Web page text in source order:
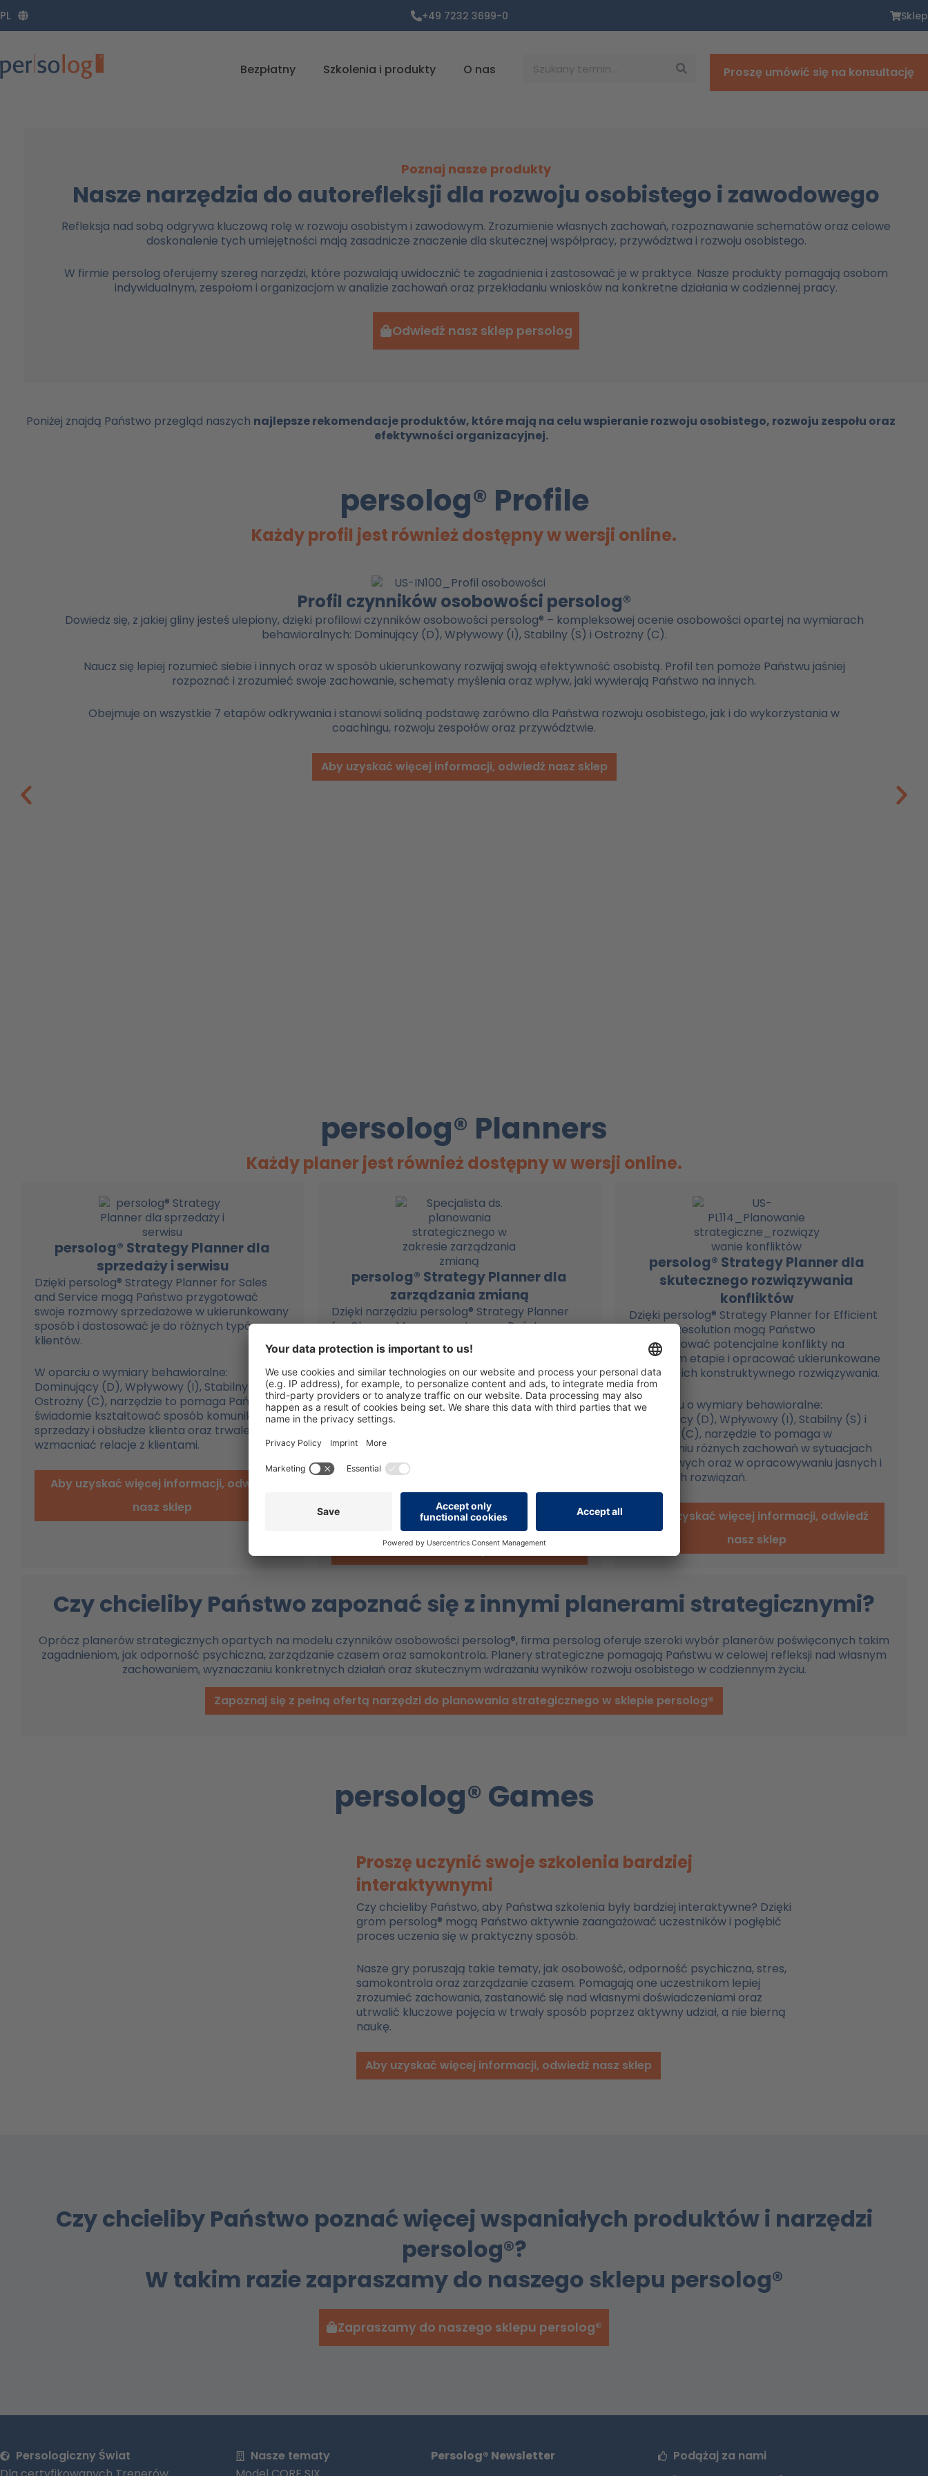
Inhalt
springen
PL +49 7232 3699-0 Sklep
Bezpłatny Szkolenia i produkty O nas Proszę umówić się na konsultację
Poznaj nasze produkty
Nasze narzędzia do autorefleksji dla rozwoju osobistego i zawodowego
Refleksja nad sobą odgrywa kluczową rolę w rozwoju osobistym i zawodowym. Zrozumienie własnych zachowań, rozpoznawanie schematów oraz celowe
doskonalenie tych umiejętności mają zasadnicze znaczenie dla skutecznej współpracy, przywództwa i rozwoju osobistego.
W firmie persolog oferujemy szereg narzędzi, które pozwalają uwidocznić te zagadnienia i zastosować je w praktyce. Nasze produkty pomagają osobom
indywidualnym, zespołom i organizacjom w analizie zachowań oraz przekładaniu wniosków na konkretne działania w codziennej pracy.
Odwiedź nasz sklep persolog
Poniżej znajdą Państwo przegląd naszych najlepsze rekomendacje produktów, które mają na celu wspieranie rozwoju osobistego, rozwoju zespołu oraz
efektywności organizacyjnej.
persolog® Profile
Każdy profil jest również dostępny w wersji online.
Profil czynników osobowości persolog®
Dowiedz się, z jakiej gliny jesteś ulepiony, dzięki profilowi czynników osobowości persolog® – kompleksowej ocenie osobowości opartej na wymiarach
behawioralnych: Dominujący (D), Wpływowy (I), Stabilny (S) i Ostrożny (C).
Naucz się lepiej rozumieć siebie i innych oraz w sposób ukierunkowany rozwijaj swoją efektywność osobistą. Profil ten pomoże Państwu jaśniej
rozpoznać i zrozumieć swoje zachowanie, schematy myślenia oraz wpływ, jaki wywierają Państwo na innych.
Obejmuje on wszystkie 7 etapów odkrywania i stanowi solidną podstawę zarówno dla Państwa rozwoju osobistego, jak i do wykorzystania w
coachingu, rozwoju zespołów oraz przywództwie.
Aby uzyskać więcej informacji, odwiedź nasz sklep
persolog® Planners
Każdy planer jest również dostępny w wersji online.
persolog® Strategy Planner dla
sprzedaży i serwisu
Dzięki persolog® Strategy Planner for Sales
and Service mogą Państwo przygotować
swoje rozmowy sprzedażowe w ukierunkowany
sposób i dostosować je do różnych typów
klientów.
W oparciu o wymiary behawioralne:
Dominujący (D), Wpływowy (I), Stabilny (S) i
Ostrożny (C), narzędzie to pomaga Państwu
świadomie kształtować sposób komunikacji w
sprzedaży i obsłudze klienta oraz trwale
wzmacniać relacje z klientami.
Aby uzyskać więcej informacji, odwiedź
nasz sklep
persolog® Strategy Planner dla
zarządzania zmianą
Dzięki narzędziu persolog® Strategy Planner
for Change Management mogą Państwo w
oraz świadomie dostosowywać swoje
zachowanie do sytuacji związanych ze
zmianami.
W oparciu o wymiary behawioralne:
Ostrożny (C), narzędzie to pomaga Państwu
zrozumieć różne reakcje na zmiany oraz
aktywnie kształtować i wdrażać procesy
Aby uzyskać więcej informacji, odwiedź
nasz sklep
persolog® Strategy Planner dla
skutecznego rozwiązywania
konfliktów
Dzięki persolog® Strategy Planner for Efficient
Conflict Resolution mogą Państwo
zidentyfikować potencjalne konflikty na
wczesnym etapie i opracować ukierunkowane
strategie ich konstruktywnego rozwiązywania.
W oparciu o wymiary behawioralne:
Dominujący (D), Wpływowy (I), Stabilny (S) i
Ostrożny (C), narzędzie to pomaga w
zrozumieniu różnych zachowań w sytuacjach
konfliktowych oraz w opracowywaniu jasnych i
wiążących rozwiązań.
Aby uzyskać więcej informacji, odwiedź
nasz sklep
Czy chcieliby Państwo zapoznać się z innymi planerami strategicznymi?
Oprócz planerów strategicznych opartych na modelu czynników osobowości persolog®, firma persolog oferuje szeroki wybór planerów poświęconych takim
zagadnieniom, jak odporność psychiczna, zarządzanie czasem oraz samokontrola. Planery strategiczne pomagają Państwu w celowej refleksji nad własnym
zachowaniem, wyznaczaniu konkretnych działań oraz skutecznym wdrażaniu wyników rozwoju osobistego w codziennym życiu.
Zapoznaj się z pełną ofertą narzędzi do planowania strategicznego w sklepie persolog®
persolog® Games
Proszę uczynić swoje szkolenia bardziej
interaktywnymi
Czy chcieliby Państwo, aby Państwa szkolenia były bardziej interaktywne? Dzięki
grom persolog® mogą Państwo aktywnie zaangażować uczestników i pogłębić
proces uczenia się w praktyczny sposób.
Nasze gry poruszają takie tematy, jak osobowość, odporność psychiczna, stres,
samokontrola oraz zarządzanie czasem. Pomagają one uczestnikom lepiej
zrozumieć zachowania, zastanowić się nad własnymi doświadczeniami oraz
utrwalić kluczowe pojęcia w trwały sposób poprzez aktywny udział, a nie bierną
naukę.
Aby uzyskać więcej informacji, odwiedź nasz sklep
Czy chcieliby Państwo poznać więcej wspaniałych produktów i narzędzi
persolog®?
W takim razie zapraszamy do naszego sklepu persolog®
Zapraszamy do naszego sklepu persolog®
Persologiczny Świat
Nasze tematy
Persolog® Newsletter Podążaj za nami